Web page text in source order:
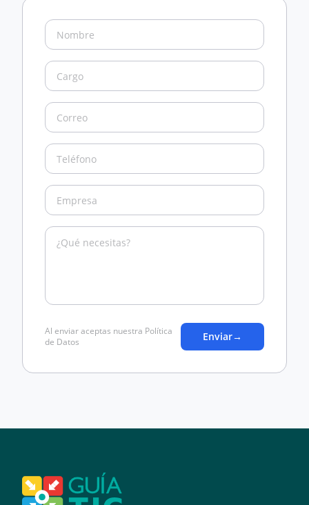
Al enviar aceptas nuestra Política
de Datos
Enviar→